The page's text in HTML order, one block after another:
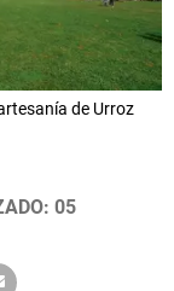
de Urroz
05